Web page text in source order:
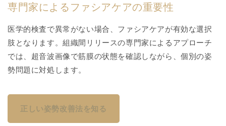
専門家によるファシアケアの重要性
医学的検査で異常がない場合、ファシアケアが有効な選択
肢となります。組織間リリースの専門家によるアプローチ
では、超音波画像で筋膜の状態を確認しながら、個別の姿
勢問題に対処します。
正しい姿勢改善法を知る